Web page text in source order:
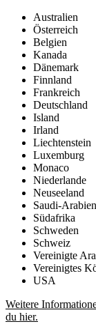
Australien
Österreich
Belgien
Kanada
Dänemark
Finnland
Frankreich
Deutschland
Island
Irland
Liechtenstein
Luxemburg
Monaco
Niederlande
Neuseeland
Saudi-Arabien
Südafrika
Schweden
Schweiz
Vereinigte
Vereinigtes
USA
Weitere
du hier.